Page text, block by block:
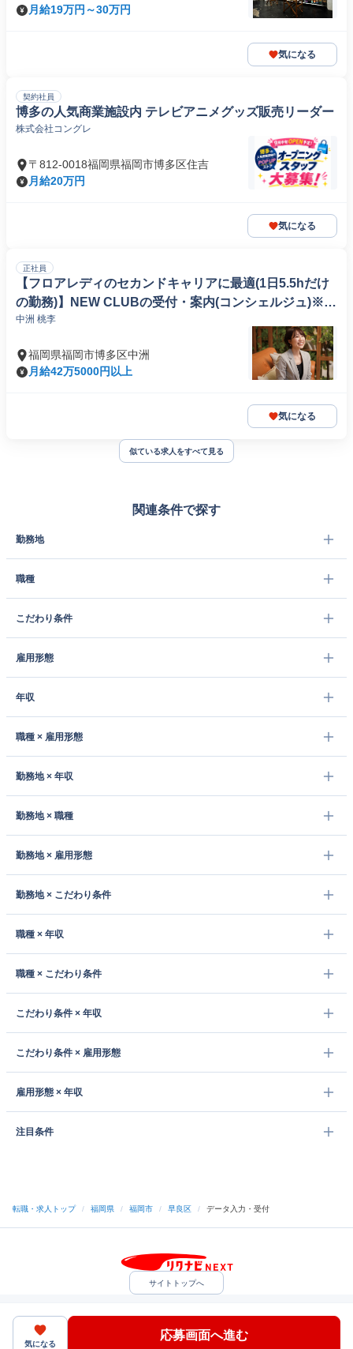
月給19万円～30万円
気になる
契約社員
博多の人気商業施設内 テレビアニメグッズ販売リーダー
株式会社コングレ
〒812-0018福岡県福岡市博多区住吉
月給20万円
気になる
正社員
【フロアレディのセカンドキャリアに最適(1日5.5hだけ
の勤務)】NEW CLUBの受付・案内(コンシェルジュ)※2
0代/30代の元キャストが活躍中
中洲 桃李
福岡県福岡市博多区中洲
月給42万5000円以上
気になる
似ている求人をすべて見る
関連条件で探す
勤務地
職種
こだわり条件
雇用形態
年収
職種 × 雇用形態
勤務地 × 年収
勤務地 × 職種
勤務地 × 雇用形態
勤務地 × こだわり条件
職種 × 年収
職種 × こだわり条件
こだわり条件 × 年収
こだわり条件 × 雇用形態
雇用形態 × 年収
注目条件
転職・求人トップ / 福岡県 / 福岡市 / 早良区 / データ入力・受付
気になる
応募画面へ進む
サイトトップへ
中途採用をご検討の企業様
ヘルプ・お問い合わせ
（C）Indeed Inc.